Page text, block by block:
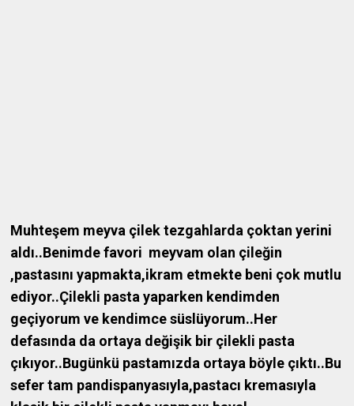
Muhteşem meyva çilek tezgahlarda çoktan yerini
aldı..Benimde favori meyvam olan çileğin
,pastasını yapmakta,ikram etmekte beni çok mutlu
ediyor..Çilekli pasta yaparken kendimden
geçiyorum ve kendimce süslüyorum..Her
defasında da ortaya değişik bir çilekli pasta
çıkıyor..Bugünkü pastamızda ortaya böyle çıktı..Bu
sefer tam pandispanyasıyla,pastacı kremasıyla